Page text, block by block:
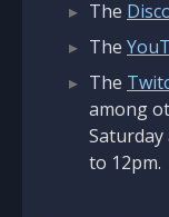
The
The
The
among
to 12pm.